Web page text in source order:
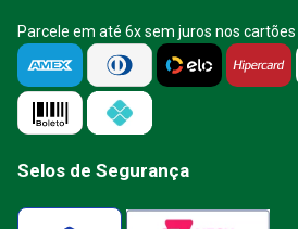
Parcele em até 6x sem juros nos
Selos de Segurança